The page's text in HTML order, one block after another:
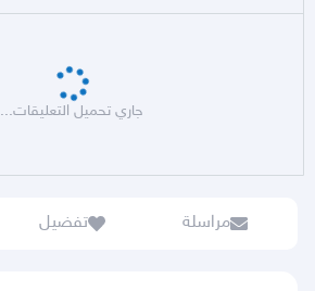
جاري تحميل التعليقات...
مراسلة تفضيل